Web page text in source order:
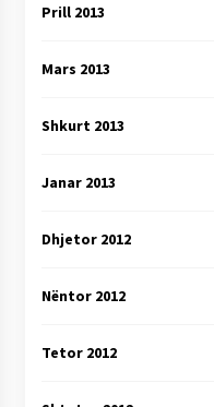
Prill 2013
Mars 2013
Shkurt 2013
Janar 2013
Dhjetor 2012
Nëntor 2012
Tetor 2012